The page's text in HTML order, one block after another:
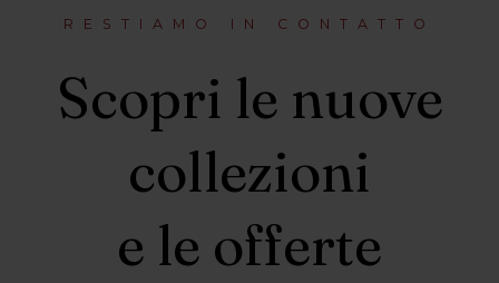
RESTIAMO IN CONTATTO
Scopri le nuove
collezioni
e le offerte